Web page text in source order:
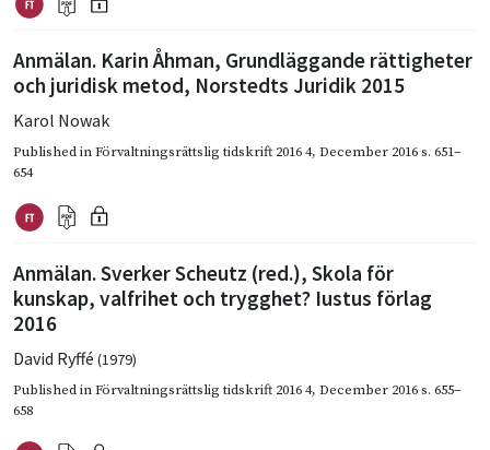
Anmälan. Karin Åhman, Grundläggande rättigheter
och juridisk metod, Norstedts Juridik 2015
Karol Nowak
Published inFörvaltningsrättslig tidskrift 2016 4, December 2016s. 651–
654
Anmälan. Sverker Scheutz (red.), Skola för
kunskap, valfrihet och trygghet? Iustus förlag
2016
David Ryffé (1979)
Published inFörvaltningsrättslig tidskrift 2016 4, December 2016s. 655–
658